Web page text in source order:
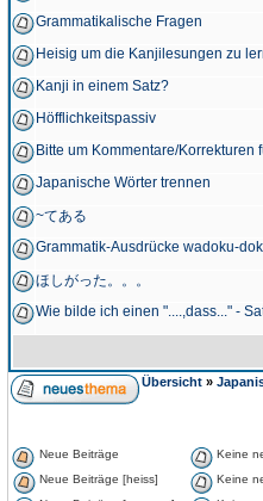
Grammatikalische Fragen
Heisig um die Kanjilesungen zu
Kanji in einem Satz?
Höfflichkeitspassiv
Bitte um Kommentare/Korrekturen
Japanische Wörter trennen
~てある
Grammatik-Ausdrücke wadoku-
ほしがった。。。
Wie bilde ich einen "....,dass..." -
Übersicht »
Neue Beiträge Keine
Neue Beiträge [heiss]
Keine